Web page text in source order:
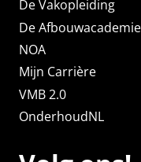
De Vakopleiding
De Afbouwacademie
NOA
Mijn Carrière
VMB 2.0
OnderhoudNL